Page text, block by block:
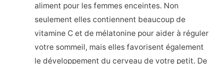
aliment pour les femmes enceintes. Non
seulement elles contiennent beaucoup de
vitamine C et de mélatonine pour aider à réguler
votre sommeil, mais elles favorisent également
le développement du cerveau de votre petit. De